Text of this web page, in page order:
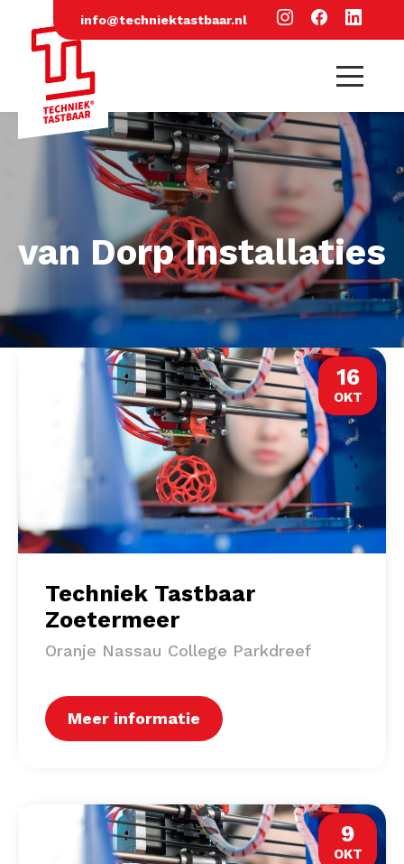
info@techniektastbaar.nl
van Dorp Installaties
16
OKT
Techniek Tastbaar
Zoetermeer
Oranje Nassau College Parkdreef
Meer informatie
9
OKT